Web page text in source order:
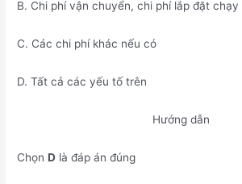
B. Chi phí vận chuyển, chi phí lắp đặt
C. Các chi phí khác nếu có
D. Tất cả các yếu tố trên
Hướng dẫn
ChọnD là đáp án đúng